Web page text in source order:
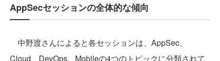
AppSecセッションの全体的な傾向
中野渡さんによると各セッションは、AppSec、
Cloud、DevOps、Mobileの4つのトピックに分類されて